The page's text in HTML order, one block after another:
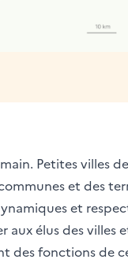
Petites villes
et des
et
élus des villes
des fonctions de